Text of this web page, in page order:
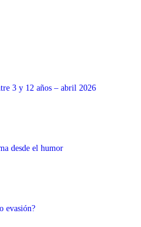
3 y 12 años – abril 2026
desde el humor
evasión?